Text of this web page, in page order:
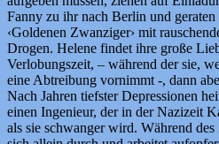
Fanny zu ihr nach Berlin und
‹Goldenen Zwanziger› mit
Drogen. Helene findet ihre große
Verlobungszeit, – während der sie,
eine Abtreibung vornimmt -, dann
Nach Jahren tiefster Depressionen
einen Ingenieur, der in der Nazizeit
als sie schwanger wird. Während